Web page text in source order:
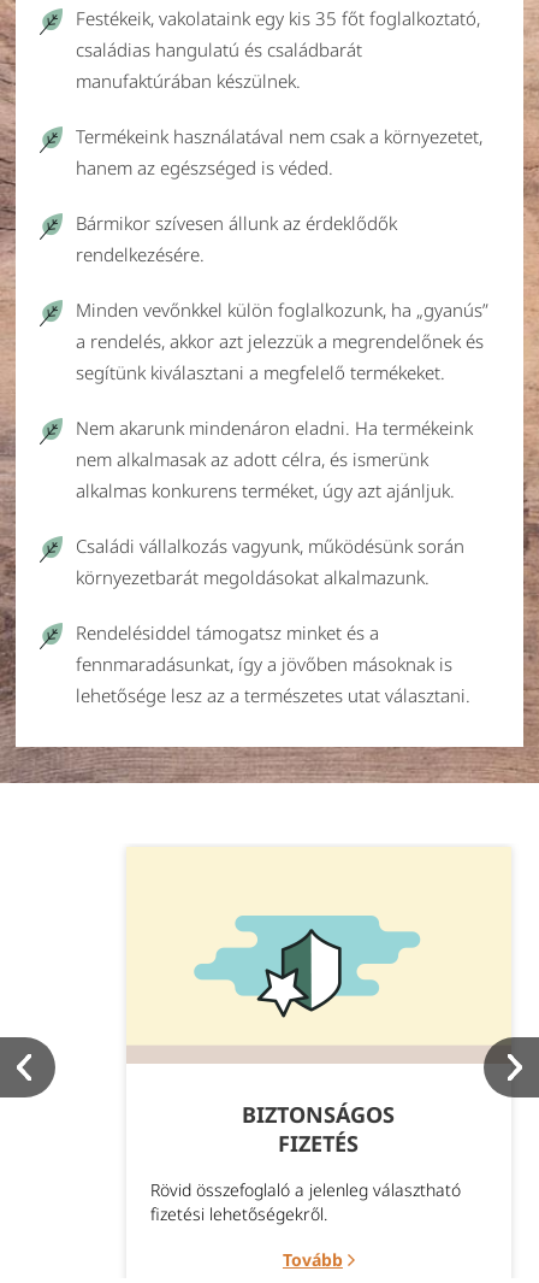
Festékeik, vakolataink egy kis 35 főt foglalkoztató,
családias hangulatú és családbarát
manufaktúrában készülnek.
Termékeink használatával nem csak a környezetet,
hanem az egészséged is véded.
Bármikor szívesen állunk az érdeklődők
rendelkezésére.
Minden vevőnkkel külön foglalkozunk, ha „gyanús”
a rendelés, akkor azt jelezzük a megrendelőnek és
segítünk kiválasztani a megfelelő termékeket.
Nem akarunk mindenáron eladni. Ha termékeink
nem alkalmasak az adott célra, és ismerünk
alkalmas konkurens terméket, úgy azt ajánljuk.
Családi vállalkozás vagyunk, működésünk során
környezetbarát megoldásokat alkalmazunk.
Rendelésiddel támogatsz minket és a
fennmaradásunkat, így a jövőben másoknak is
lehetősége lesz az a természetes utat választani.
BIZTONSÁGOS
FIZETÉS
Rövid összefoglaló a jelenleg választható
fizetési lehetőségekről.
Tovább